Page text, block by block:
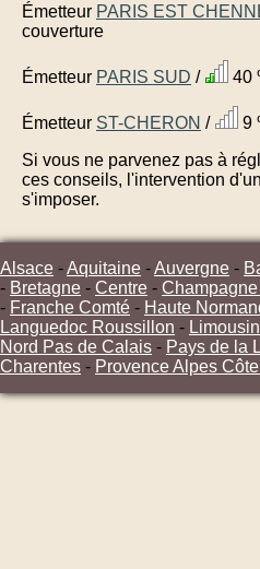
Émetteur PARIS EST
couverture
Émetteur PARIS SUD / 40
Émetteur ST-CHERON /
9
Si vous ne parvenez pas à
ces conseils, l'intervention
s'imposer.
Alsace -Aquitaine -Auvergne -
- Bretagne - Centre -
- Franche Comté - Haute
Languedoc Roussillon - Limousin
Nord Pas de Calais - Pays de la
Charentes - Provence Alpes